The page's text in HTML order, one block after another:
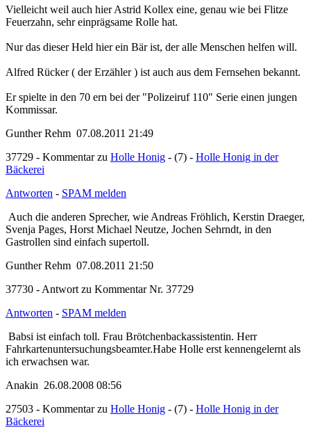
Vielleicht weil auch hier Astrid Kollex eine, genau wie bei Flitze
Feuerzahn, sehr einprägsame Rolle hat.
Nur das dieser Held hier ein Bär ist, der alle Menschen helfen will.
Alfred Rücker ( der Erzähler ) ist auch aus dem Fernsehen bekannt.
Er spielte in den 70 ern bei der "Polizeiruf 110" Serie einen jungen
Kommissar.
Gunther Rehm 07.08.2011 21:49
37729 - Kommentar zu Holle Honig - (7) - Holle Honig in der
Bäckerei
Antworten - SPAM melden
Auch die anderen Sprecher, wie Andreas Fröhlich, Kerstin
Draeger, Svenja Pages, Horst Michael Neutze, Jochen Sehrndt, in
den Gastrollen sind einfach supertoll.
Gunther Rehm 07.08.2011 21:50
37730 - Antwort zu Kommentar Nr. 37729
Antworten - SPAM melden
Babsi ist einfach toll. Frau Brötchenbackassistentin. Herr
Fahrkartenuntersuchungsbeamter.Habe Holle erst kennengelernt als
ich erwachsen war.
Anakin 26.08.2008 08:56
27503 - Kommentar zu Holle Honig - (7) - Holle Honig in der
Bäckerei